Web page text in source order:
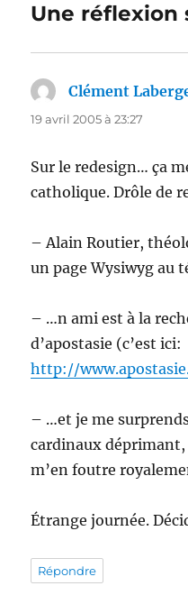
Une réflexion
Clément
19 avril 2005 à 23:27
Sur le redesign… ça
catholique. Drôle de
– Alain Routier,
un page Wysiwyg au
– …n ami est à la
d’apostasie (c’est ici:
http://
– …et je me
cardinaux déprimant,
m’en foutre
Étrange journée.
Répondre